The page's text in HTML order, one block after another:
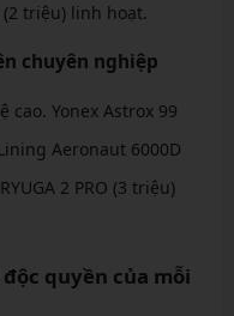
(2 triệu) linh hoạt.
chuyên nghiệp
Yonex Astrox 99
Aeronaut 6000D
2 PRO (3 triệu)
quyền của mỗi